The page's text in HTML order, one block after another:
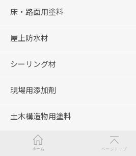
床・路面用塗料
屋上防水材
シーリング材
現場用添加剤
土木構造物用塗料
ホーム ページトップ